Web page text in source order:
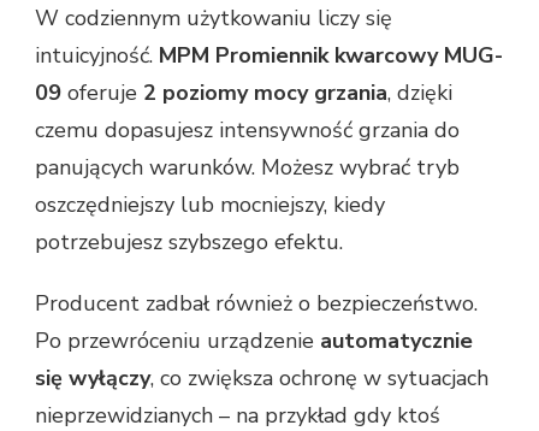
W codziennym użytkowaniu liczy się
intuicyjność. MPM Promiennik kwarcowy MUG-
09 oferuje 2 poziomy mocy grzania, dzięki
czemu dopasujesz intensywność grzania do
panujących warunków. Możesz wybrać tryb
oszczędniejszy lub mocniejszy, kiedy
potrzebujesz szybszego efektu.
Producent zadbał również o bezpieczeństwo.
Po przewróceniu urządzenie automatycznie
się wyłączy, co zwiększa ochronę w sytuacjach
nieprzewidzianych – na przykład gdy ktoś